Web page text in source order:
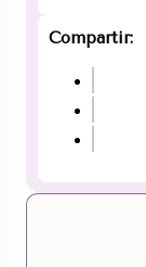
Compartir: